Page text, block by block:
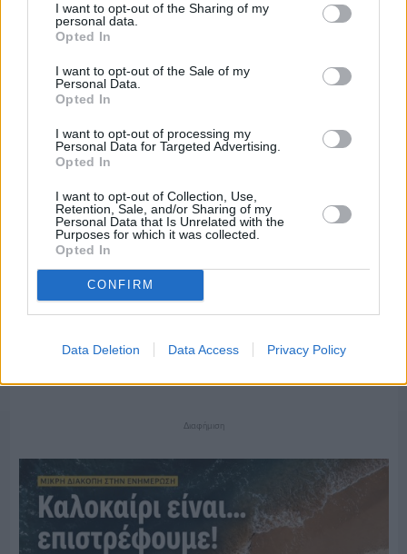
I want to opt-out of the Sharing of my
personal data.
Opted In
I want to opt-out of the Sale of my
Personal Data.
Opted In
I want to opt-out of processing my
Personal Data for Targeted Advertising.
Opted In
I want to opt-out of Collection, Use,
Retention, Sale, and/or Sharing of my
Personal Data that Is Unrelated with the
Purposes for which it was collected.
Opted In
CONFIRM
Data Deletion Data Access Privacy Policy
70 χρόνια ιστορίας και συγκίνησης για το
Ανδρεάδειο Γυμνάσιο Βροντάδου
Πριν 6 ημέρες
Διαφήμιση